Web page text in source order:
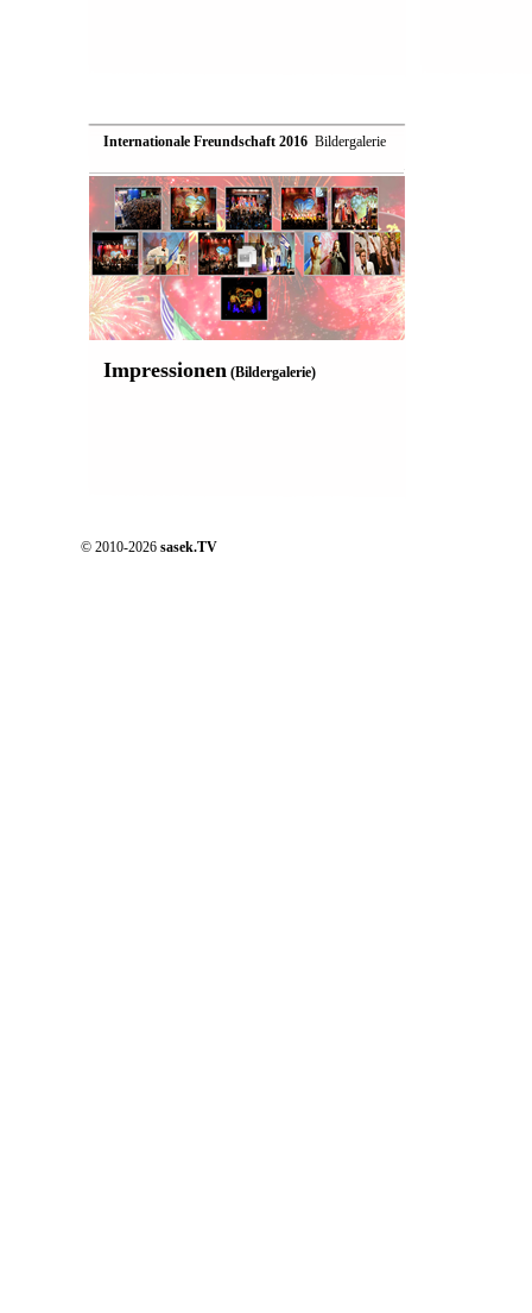
Internationale Freundschaft 2016 Bildergalerie
Impressionen (Bildergalerie)
© 2010-2026 sasek.TV